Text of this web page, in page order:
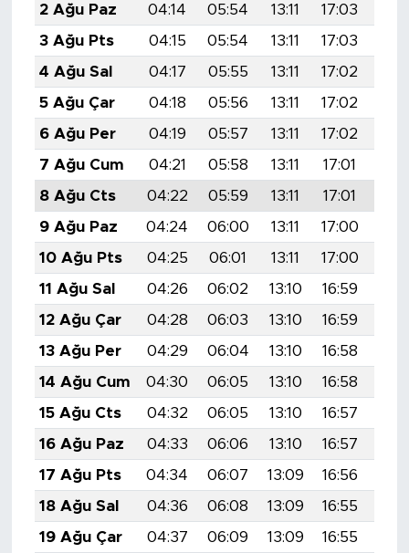
2 Ağu Paz
04:14 05:54 13:11 17:03
3 Ağu Pts
04:15 05:54 13:11 17:03
4 Ağu Sal
04:17 05:55 13:11 17:02
5 Ağu Çar
04:18 05:56 13:11 17:02
6 Ağu Per
04:19 05:57 13:11 17:02
7 Ağu Cum
04:21 05:58 13:11 17:01
8 Ağu Cts
04:22 05:59 13:11 17:01
9 Ağu Paz
04:24 06:00 13:11 17:00
10 Ağu Pts
04:25 06:01 13:11 17:00
11 Ağu Sal
04:26 06:02 13:10 16:59
12 Ağu Çar
04:28 06:03 13:10 16:59
13 Ağu Per
04:29 06:04 13:10 16:58
14 Ağu Cum
04:30 06:05 13:10 16:58
15 Ağu Cts
04:32 06:05 13:10 16:57
16 Ağu Paz
04:33 06:06 13:10 16:57
17 Ağu Pts
04:34 06:07 13:09 16:56
18 Ağu Sal
04:36 06:08 13:09 16:55
19 Ağu Çar
04:37 06:09 13:09 16:55